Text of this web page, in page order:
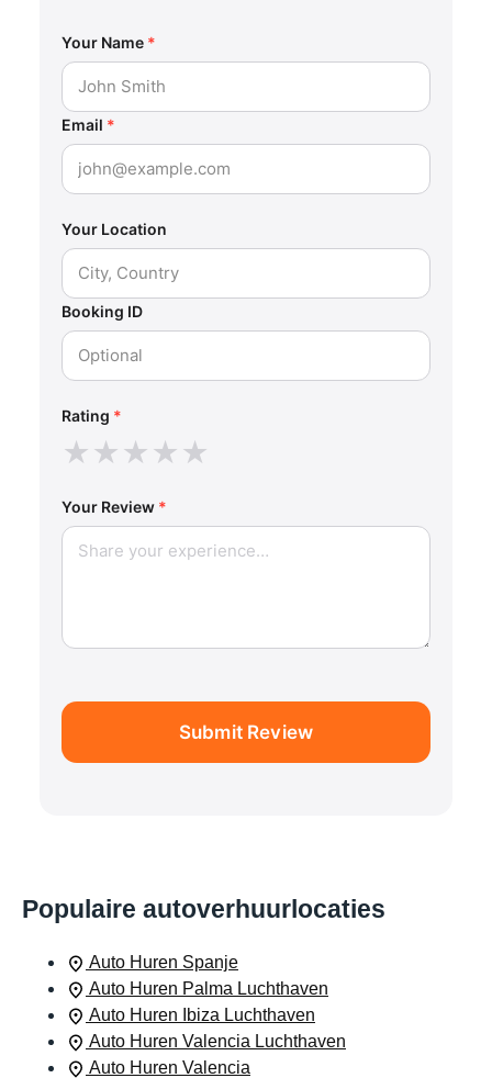
Your Name *
Email *
Your Location
Booking ID
Rating *
★★★★★
Your Review *
Submit Review
Populaire autoverhuurlocaties
Auto Huren Spanje
Auto Huren Palma Luchthaven
Auto Huren Ibiza Luchthaven
Auto Huren Valencia Luchthaven
Auto Huren Valencia